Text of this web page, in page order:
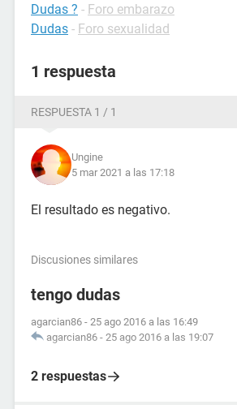
Dudas ? - Foro embarazo
Dudas - Foro sexualidad
1 respuesta
RESPUESTA 1 / 1
Ungine
5 mar 2021 a las 17:18
El resultado es negativo.
Discusiones similares
tengo dudas
agarcian86 - 25 ago 2016 a las 16:49
agarcian86 - 25 ago 2016 a las 19:07
2 respuestas